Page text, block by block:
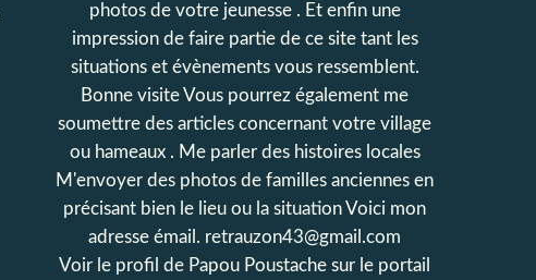
photos de votre jeunesse . Et enfin une
impression de faire partie de ce site tant les
situations et évènements vous ressemblent.
Bonne visite Vous pourrez également me
soumettre des articles concernant votre village
ou hameaux . Me parler des histoires locales
M'envoyer des photos de familles anciennes en
précisant bien le lieu ou la situation Voici mon
adresse émail. retrauzon43@gmail.com
Voir le profil de Papou Poustache sur le portail